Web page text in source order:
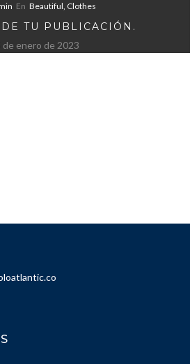
En Beautiful, Clothes
TU PUBLICACIÓN.
de enero de 2023